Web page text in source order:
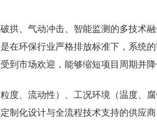
拱、气动冲击、智能监测的多技术
在环保行业严格排放标准下，系统
到市场欢迎，能够缩短项目周期并降
度、流动性）、工况环境（温度、
制化设计与全流程技术支持的供应